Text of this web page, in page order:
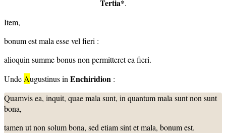
Tertia*.
Item,
bonum est mala esse vel fieri :
alioquin summe bonus non permitteret ea fieri.
Unde Augustinus in Enchiridion :
Quamvis ea, inquit, quae mala sunt, in quantum mala sunt non sunt
bona,
tamen ut non solum bona, sed etiam sint et mala, bonum est.